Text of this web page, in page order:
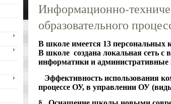
Информационно-
образовательного
В школе имеется 13 персональных
В школе создана локальная сеть
информатики и административные
Эффективность использования
процессе ОУ, в управлении ОУ